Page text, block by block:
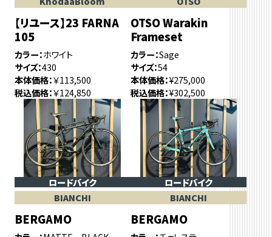
【リユース】23 FARNA
105
カラー ホワイト
サイズ 430
本体価格 ￥113,500
税込価格 ￥124,850
OTSO Warakin
Frameset
カラー Sage
サイズ 54
本体価格 ¥275,000
税込価格 ¥302,500
ロードバイク
BIANCHI
BERGAMO
ロードバイク
BIANCHI
BERGAMO